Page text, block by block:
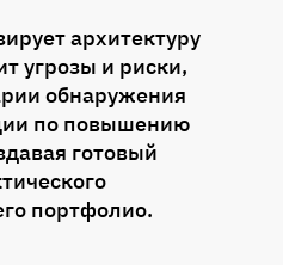
архитектуру
угрозы и риски,
обнаружения
по повышению
готовый
портфолио.